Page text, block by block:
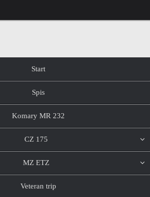
Start
Spis
Komary MR 232
CZ 175
MZ ETZ
Veteran trip